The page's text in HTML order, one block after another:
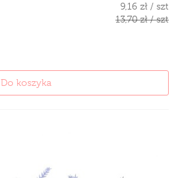
9,16 zł / szt
13,70 zł / szt
Do koszyka